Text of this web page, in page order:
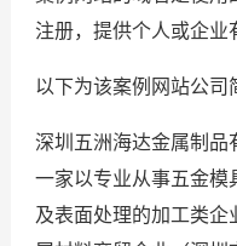
注册，提供个人或企业
以下为该案例网站公司
深圳五洲海达金属制品
一家以专业从事五金模
及表面处理的加工类企